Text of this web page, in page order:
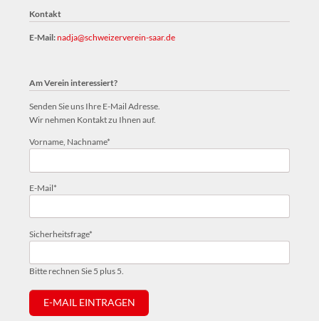
Kontakt
E-Mail:nadja@schweizerverein-saar.de
Am Verein interessiert?
Senden Sie uns Ihre E-Mail Adresse.
Wir nehmen Kontakt zu Ihnen auf.
Pflichtfeld
Vorname, Nachname*
Pflichtfeld
E-Mail*
Pflichtfeld
Sicherheitsfrage*
Bitte rechnen Sie 5 plus 5.
E-MAIL EINTRAGEN